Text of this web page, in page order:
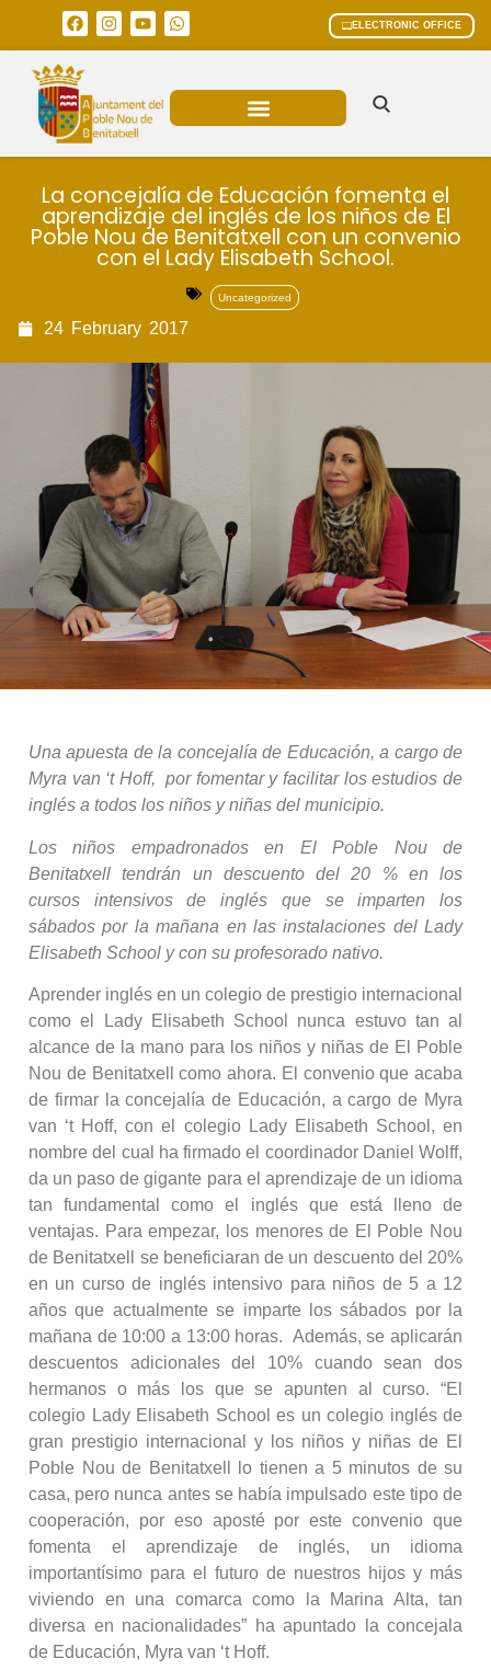
ELECTRONIC OFFICE
La concejalía de Educación fomenta el
aprendizaje del inglés de los niños de El
Poble Nou de Benitatxell con un convenio
con el Lady Elisabeth School.
Uncategorized
24 February 2017
Una apuesta de la concejalía de Educación, a cargo de
Myra van ‘t Hoff, por fomentar y facilitar los estudios de
inglés a todos los niños y niñas del municipio.
Los niños empadronados en El Poble Nou de
Benitatxell tendrán un descuento del 20 % en los
cursos intensivos de inglés que se imparten los
sábados por la mañana en las instalaciones del Lady
Elisabeth School y con su profesorado nativo.
Aprender inglés en un colegio de prestigio internacional
como el Lady Elisabeth School nunca estuvo tan al
alcance de la mano para los niños y niñas de El Poble
Nou de Benitatxell como ahora. El convenio que acaba
de firmar la concejalía de Educación, a cargo de Myra
van ‘t Hoff, con el colegio Lady Elisabeth School, en
nombre del cual ha firmado el coordinador Daniel Wolff,
da un paso de gigante para el aprendizaje de un idioma
tan fundamental como el inglés que está lleno de
ventajas. Para empezar, los menores de El Poble Nou
de Benitatxell se beneficiaran de un descuento del 20%
en un curso de inglés intensivo para niños de 5 a 12
años que actualmente se imparte los sábados por la
mañana de 10:00 a 13:00 horas. Además, se aplicarán
descuentos adicionales del 10% cuando sean dos
hermanos o más los que se apunten al curso. “El
colegio Lady Elisabeth School es un colegio inglés de
gran prestigio internacional y los niños y niñas de El
Poble Nou de Benitatxell lo tienen a 5 minutos de su
casa, pero nunca antes se había impulsado este tipo de
cooperación, por eso aposté por este convenio que
fomenta el aprendizaje de inglés, un idioma
importantísimo para el futuro de nuestros hijos y más
viviendo en una comarca como la Marina Alta, tan
diversa en nacionalidades” ha apuntado la concejala
de Educación, Myra van ‘t Hoff.